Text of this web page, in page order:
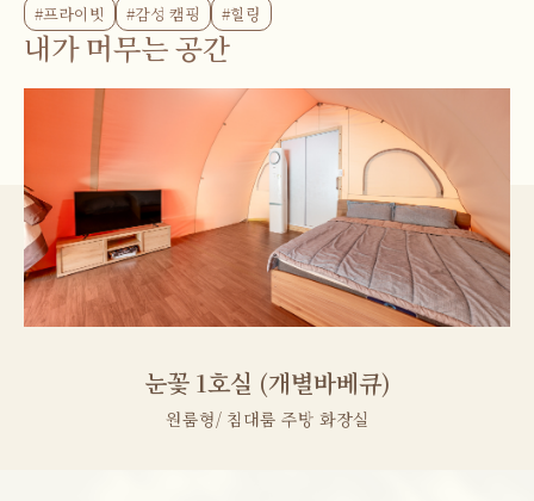
#프라이빗 #감성 캠핑 #힐링
내가 머무는 공간
눈꽃 1호실 (개별바베큐)
원룸형/ 침대룸 주방 화장실